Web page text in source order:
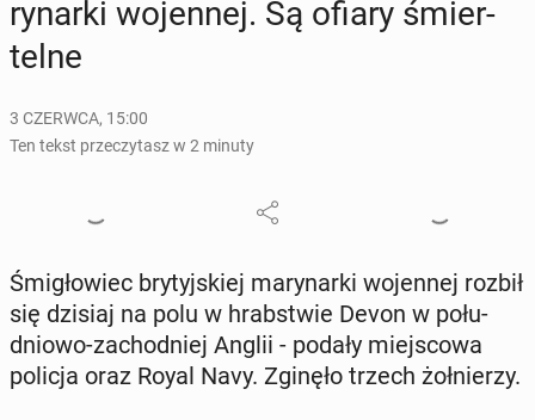
ry­nar­ki wo­jen­nej. Są ofiary śmier­
tel­ne
3 CZERWCA, 15:00
Ten tekst przeczytasz w 2 minuty
Śmi­gło­wiec bry­tyj­skiej ma­ry­nar­ki wo­jen­nej rozbił
się dzisiaj na polu w hrab­stwie Devon w po­łu­
dnio­wo-za­chod­niej Anglii - podały miej­sco­wa
policja oraz Royal Navy. Zginęło trzech żoł­nie­rzy.